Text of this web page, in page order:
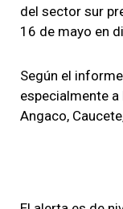
del sector sur
16 de mayo en
Según el
especialmente
Angaco,